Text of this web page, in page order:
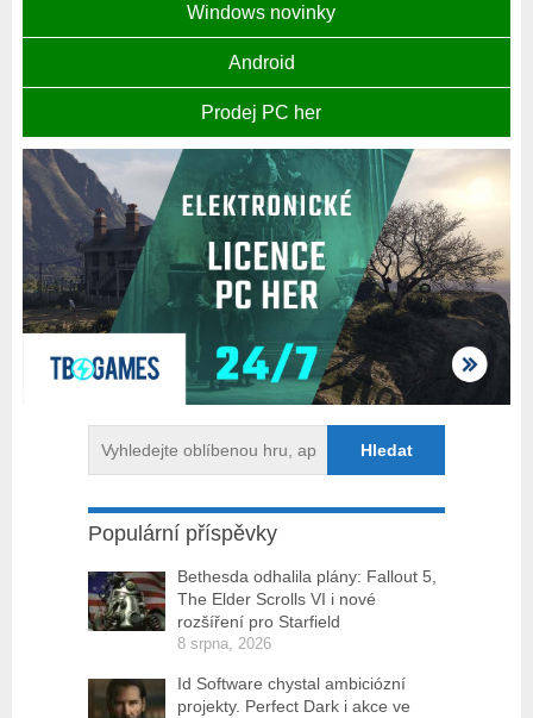
Windows novinky
Android
Prodej PC her
Populární příspěvky
Bethesda odhalila plány: Fallout 5,
The Elder Scrolls VI i nové
rozšíření pro Starfield
8 srpna, 2026
Id Software chystal ambiciózní
projekty. Perfect Dark i akce ve